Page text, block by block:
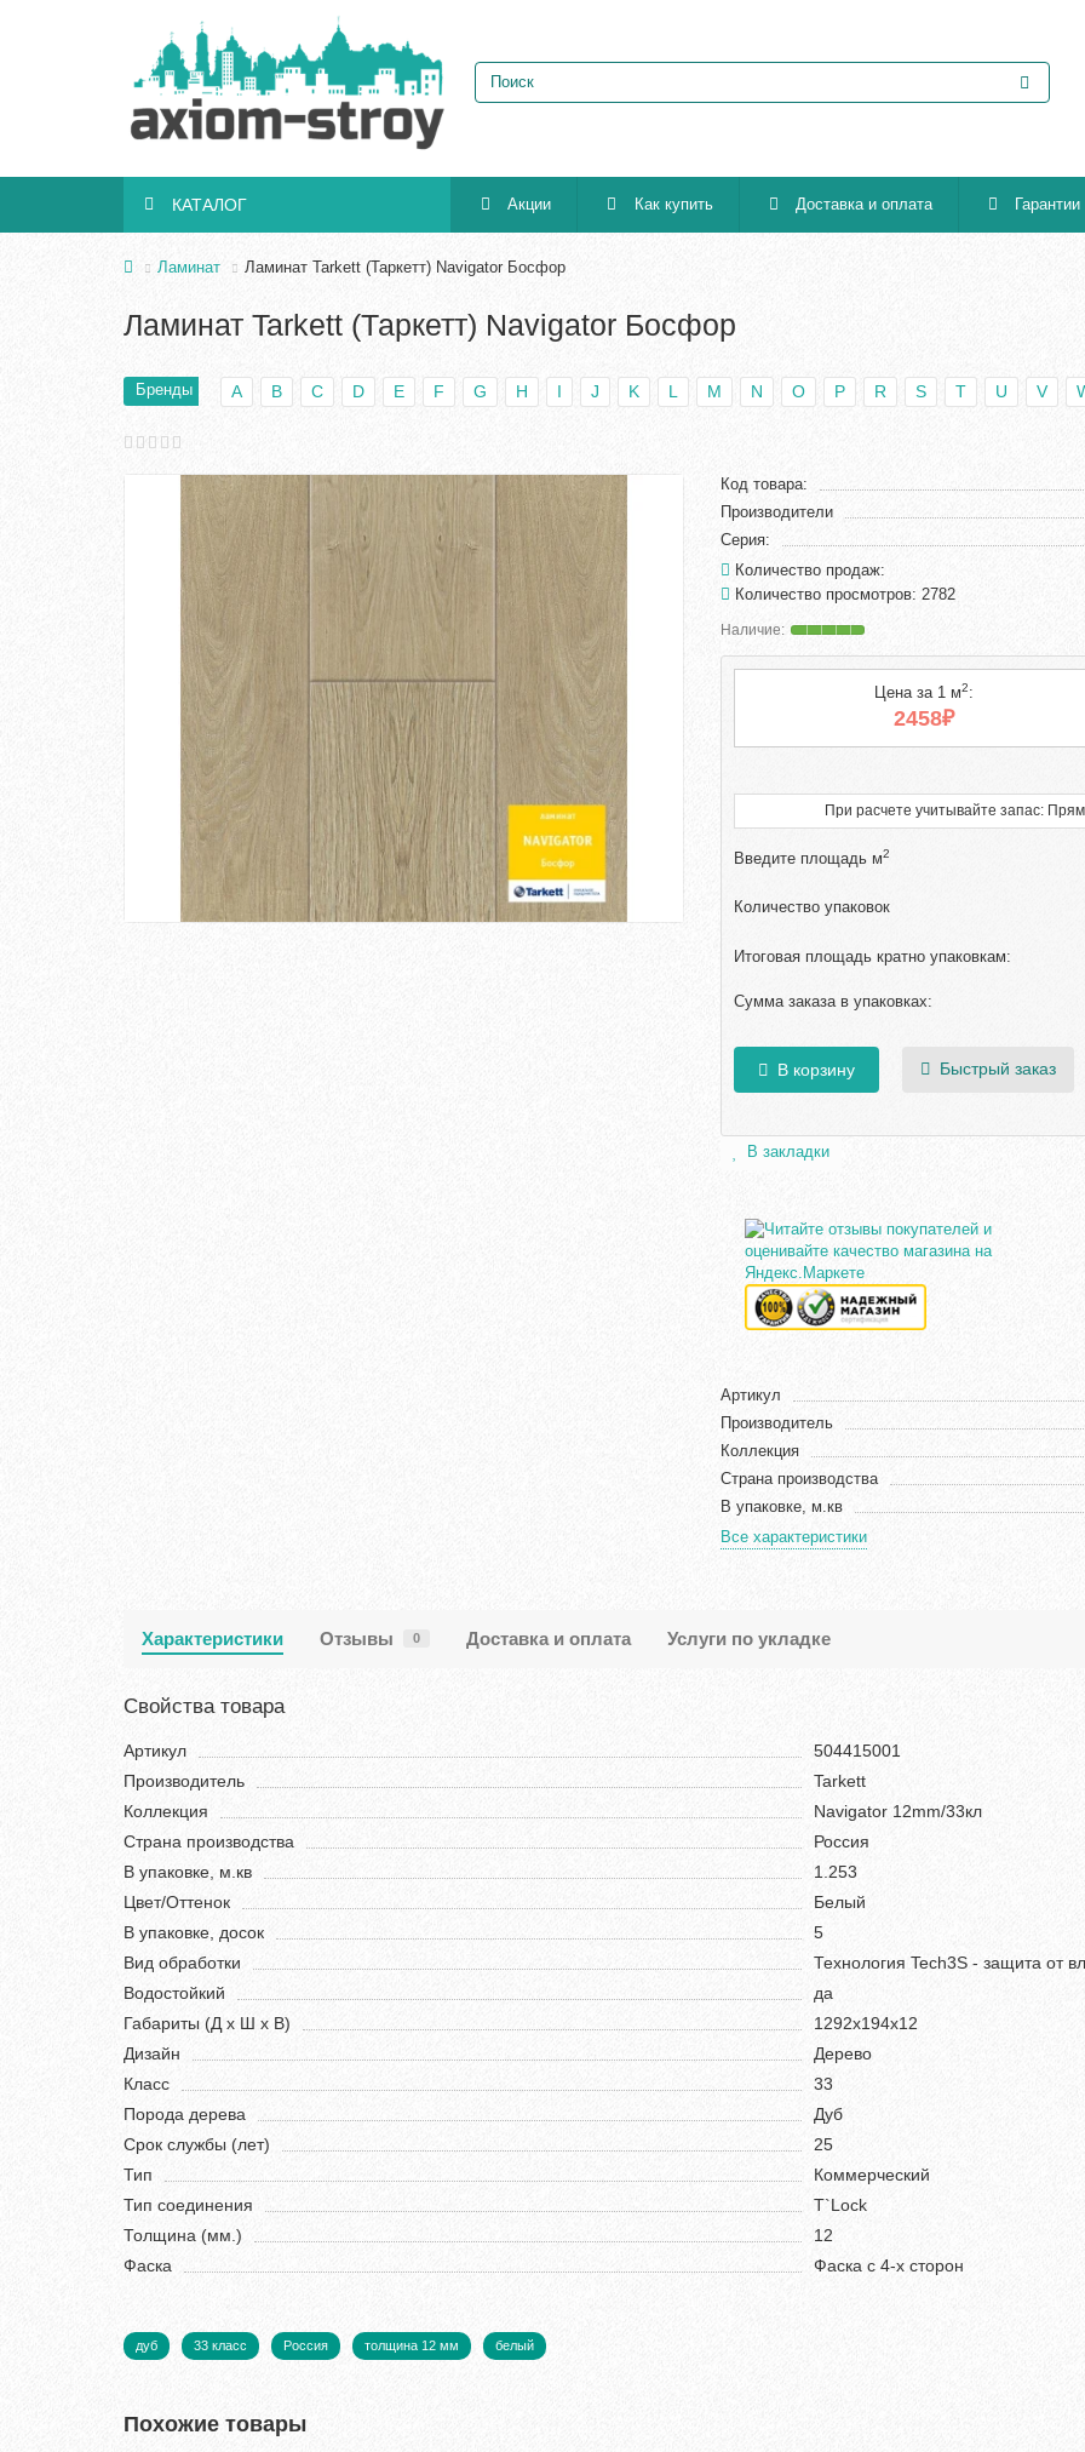
КАТАЛОГ Акции Как купить Доставка и оплата
Ламинат Ламинат Tarkett (Таркетт) Navigator Босфор
Ламинат Tarkett (Таркетт) Navigator Босфор
Бренды A B C D E F G H I J K L M N O P R S T U V
Код товара:
Производители
Серия:
Количество продаж:
Количество просмотров: 2782
Цена за 1 м2:
2458₽
При расчете учитывайте запас:
Введите площадь м2
Количество упаковок
Итоговая площадь кратно упаковкам:
Сумма заказа в упаковках:
В корзину Быстрый заказ
В закладки
Артикул
Производитель
Коллекция
Страна производства
В упаковке, м.кв
Все характеристики
Характеристики Отзывы 0 Доставка и оплата Услуги по укладке
Свойства товара
Артикул
504415001
Производитель
Tarkett
Коллекция
Navigator 12mm/33кл
Страна производства
Россия
В упаковке, м.кв
1.253
Цвет/Оттенок
Белый
В упаковке, досок
5
Вид обработки
Технология Tech3S - защита от
Водостойкий
да
Габариты (Д х Ш х В)
1292х194х12
Дизайн
Дерево
Класс
33
Порода дерева
Дуб
Срок службы (лет)
25
Тип
Коммерческий
Тип соединения
T`Lock
Толщина (мм.)
12
Фаска
Фаска с 4-х сторон
дуб 33 класс Россия толщина 12 мм белый
Похожие товары